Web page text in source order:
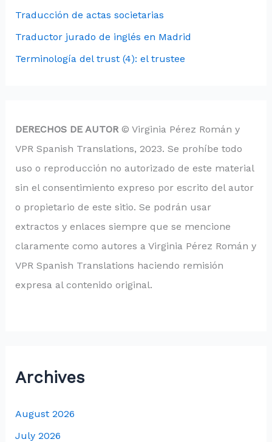
Traducción de actas societarias
Traductor jurado de inglés en Madrid
Terminología del trust (4): el trustee
DERECHOS DE AUTOR© Virginia Pérez Román y
VPR Spanish Translations, 2023. Se prohíbe todo
uso o reproducción no autorizado de este material
sin el consentimiento expreso por escrito del autor
o propietario de este sitio. Se podrán usar
extractos y enlaces siempre que se mencione
claramente como autores a Virginia Pérez Román y
VPR Spanish Translations haciendo remisión
expresa al contenido original.
Archives
August 2026
July 2026